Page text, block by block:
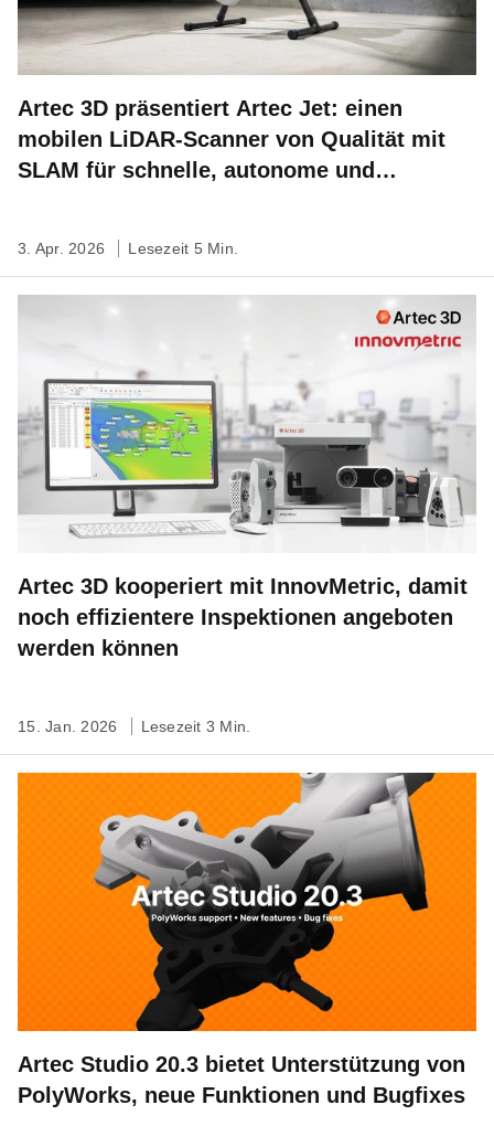
Artec 3D präsentiert Artec Jet: einen
mobilen LiDAR-Scanner von Qualität mit
SLAM für schnelle, autonome und
3. Apr. 2026 Lesezeit 5 Min.
Artec 3D kooperiert mit InnovMetric, damit
noch effizientere Inspektionen angeboten
werden können
15. Jan. 2026 Lesezeit 3 Min.
Artec Studio 20.3 bietet Unterstützung von
PolyWorks, neue Funktionen und Bugfixes